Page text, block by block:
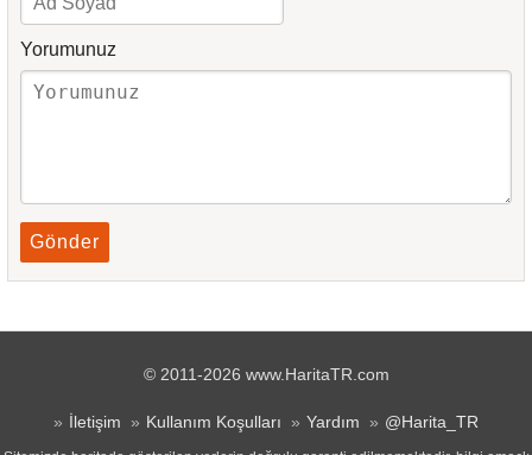
Yorumunuz
Gönder
© 2011-2026 www.HaritaTR.com
İletişim Kullanım Koşulları Yardım @Harita_TR